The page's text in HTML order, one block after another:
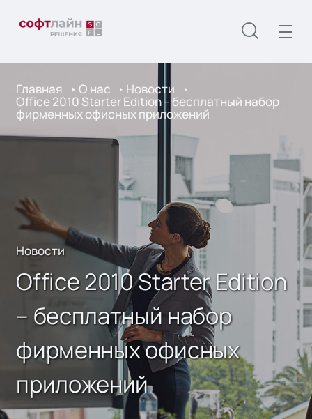
Главная О нас Новости
Office 2010 Starter Edition – бесплатный набор
фирменных офисных приложений
Новости
Office 2010 Starter Edition
– бесплатный набор
фирменных офисных
приложений